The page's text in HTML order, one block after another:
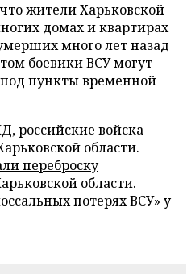
жители Харьковской
домах и квартирах
много лет назад
боевики ВСУ могут
под пункты временной
российские войска
области.
переброску
области.
потерях ВСУ» у